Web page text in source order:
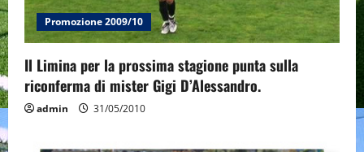
Promozione 2009/10
Il Limina per la prossima stagione punta sulla
riconferma di mister Gigi D’Alessandro.
admin 31/05/2010